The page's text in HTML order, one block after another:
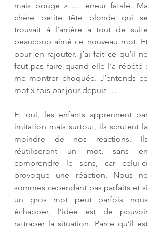
mais bouge » … erreur fatale. Ma
chère petite tête blonde qui se
trouvait à l’arrière a tout de suite
beaucoup aimé ce nouveau mot. Et
pour en rajouter, j’ai fait ce qu’il ne
faut pas faire quand elle l’a répété :
me montrer choquée. J’entends ce
mot x fois par jour depuis …
Et oui, les enfants apprennent par
imitation mais surtout, ils scrutent la
moindre de nos réactions. Ils
réutiliseront un mot, sans en
comprendre le sens, car celui-ci
provoque une réaction. Nous ne
sommes cependant pas parfaits et si
un gros mot peut parfois nous
échapper, l’idée est de pouvoir
rattraper la situation. Parce qu’il est